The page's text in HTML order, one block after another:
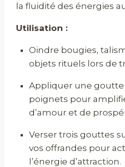
la fluidité des énergies
Utilisation :
Oindre bougies,
objets rituels lors de
Appliquer une
poignets pour
d’amour et de
Verser trois gouttes
vos offrandes pour
l’énergie d’attraction.